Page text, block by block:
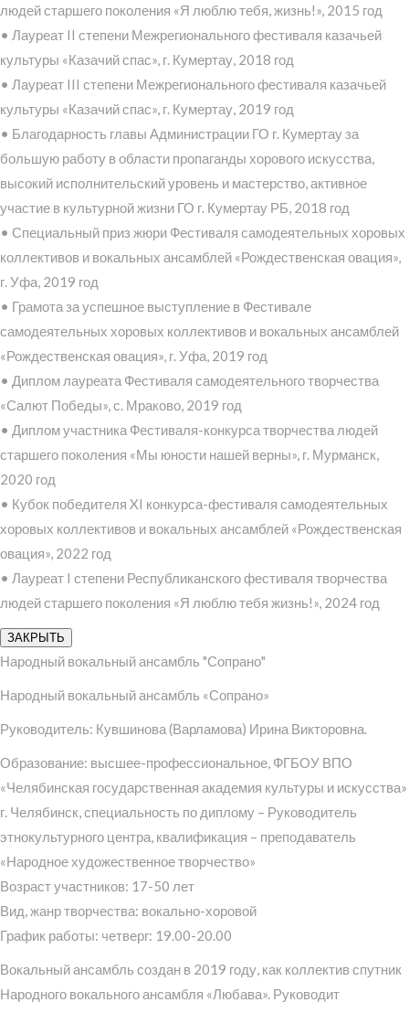
людей старшего поколения «Я люблю тебя, жизнь!», 2015 год
• Лауреат II степени Межрегионального фестиваля казачьей
культуры «Казачий спас», г. Кумертау, 2018 год
• Лауреат III степени Межрегионального фестиваля казачьей
культуры «Казачий спас», г. Кумертау, 2019 год
• Благодарность главы Администрации ГО г. Кумертау за
большую работу в области пропаганды хорового искусства,
высокий исполнительский уровень и мастерство, активное
участие в культурной жизни ГО г. Кумертау РБ, 2018 год
• Специальный приз жюри Фестиваля самодеятельных хоровых
коллективов и вокальных ансамблей «Рождественская овация»,
г. Уфа, 2019 год
• Грамота за успешное выступление в Фестивале
самодеятельных хоровых коллективов и вокальных ансамблей
«Рождественская овация», г. Уфа, 2019 год
• Диплом лауреата Фестиваля самодеятельного творчества
«Салют Победы», с. Мраково, 2019 год
• Диплом участника Фестиваля-конкурса творчества людей
старшего поколения «Мы юности нашей верны», г. Мурманск,
2020 год
• Кубок победителя XI конкурса-фестиваля самодеятельных
хоровых коллективов и вокальных ансамблей «Рождественская
овация», 2022 год
• Лауреат I степени Республиканского фестиваля творчества
людей старшего поколения «Я люблю тебя жизнь!», 2024 год
ЗАКРЫТЬ
Народный вокальный ансамбль "Сопрано"
Народный вокальный ансамбль «Сопрано»
Руководитель: Кувшинова (Варламова) Ирина Викторовна.
Образование: высшее-профессиональное, ФГБОУ ВПО
«Челябинская государственная академия культуры и искусства»
г. Челябинск, специальность по диплому – Руководитель
этнокультурного центра, квалификация – преподаватель
«Народное художественное творчество»
Возраст участников: 17-50 лет
Вид, жанр творчества: вокально-хоровой
График работы: четверг: 19.00-20.00
Вокальный ансамбль создан в 2019 году, как коллектив спутник
Народного вокального ансамбля «Любава». Руководит